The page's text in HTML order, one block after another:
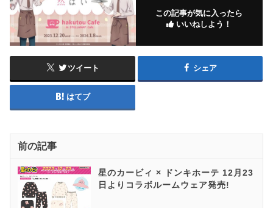
この記事が気に入ったら
いいねしよう！
ツイート シェア
はてブ
前の記事
星のカービィ × ドンキホーテ 12月23
日よりコラボルームウェア発売!